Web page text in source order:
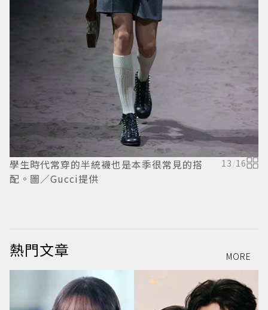
學生時代常穿的半統襪也是本季很常見的搭
配。圖／Gucci提供
13/16
熱門文章 MORE